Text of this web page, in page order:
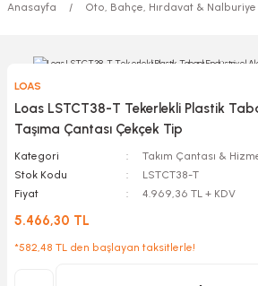
Anasayfa Oto, Bahçe, Hırdavat & Nalburiye
LOAS
Loas LSTCT38-T Tekerlekli Plastik
Taşıma Çantası Çekçek Tip
Kategori
Takım Çantası &
Stok Kodu
LSTCT38-T
Fiyat
4.969,36 TL + KDV
5.466,30 TL
*582,48 TL den başlayan taksitlerle!